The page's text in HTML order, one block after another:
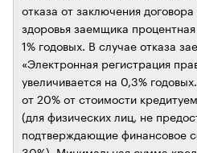
отказа от заключения
здоровья заемщика
1% годовых. В случае отказа
«Электронная регистрация
увеличивается на 0,3%
от 20% от стоимости
(для физических лиц, не
подтверждающие финансовое